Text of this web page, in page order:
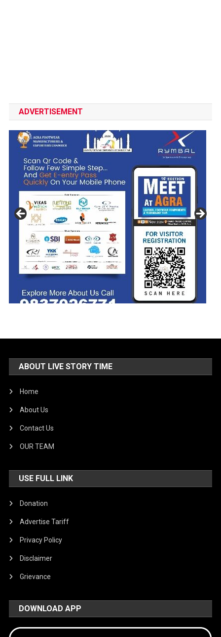
ADVERTISEMENT
ABOUT LIVE STORY TIME
Home
About Us
Contact Us
OUR TEAM
USE FULL LINK
Donation
Advertise Tariff
Privacy Policy
Disclaimer
Grievance
DOWNLOAD APP